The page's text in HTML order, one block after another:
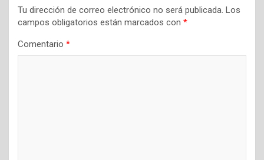
Tu dirección de correo electrónico no será publicada. Los
campos obligatorios están marcados con *
Comentario *